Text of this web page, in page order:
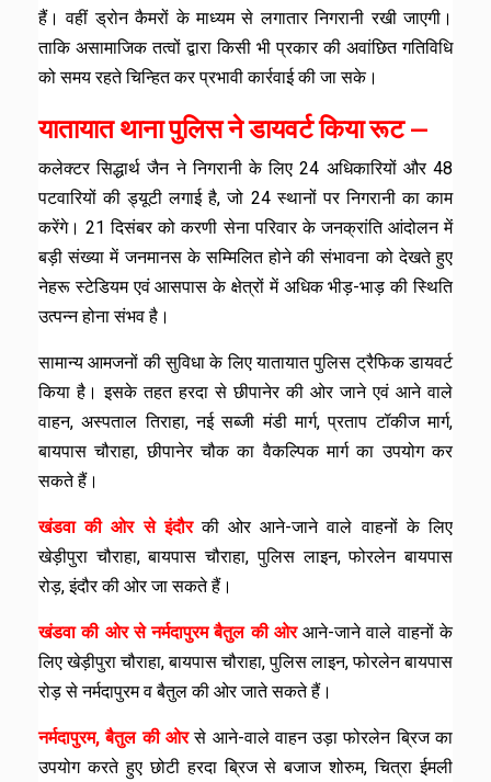
हैं। वहीं ड्रोन कैमरों के माध्यम से लगातार निगरानी रखी जाएगी।
ताकि असामाजिक तत्वों द्वारा किसी भी प्रकार की अवांछित गतिविधि
को समय रहते चिन्हित कर प्रभावी कार्रवाई की जा सके।
यातायात थाना पुलिस ने डायवर्ट किया रूट —
कलेक्टर सिद्धार्थ जैन ने निगरानी के लिए 24 अधिकारियों और 48
पटवारियों की ड्यूटी लगाई है, जो 24 स्थानों पर निगरानी का काम
करेंगे। 21 दिसंबर को करणी सेना परिवार के जनक्रांति आंदोलन में
बड़ी संख्या में जनमानस के सम्मिलित होने की संभावना को देखते हुए
नेहरू स्टेडियम एवं आसपास के क्षेत्रों में अधिक भीड़-भाड़ की स्थिति
उत्पन्न होना संभव है।
सामान्य आमजनों की सुविधा के लिए यातायात पुलिस ट्रैफिक डायवर्ट
किया है। इसके तहत हरदा से छीपानेर की ओर जाने एवं आने वाले
वाहन, अस्पताल तिराहा, नई सब्जी मंडी मार्ग, प्रताप टॉकीज मार्ग,
बायपास चौराहा, छीपानेर चौक का वैकल्पिक मार्ग का उपयोग कर
सकते हैं।
खंडवा की ओर से इंदौरकी ओर आने-जाने वाले वाहनों के लिए
खेड़ीपुरा चौराहा, बायपास चौराहा, पुलिस लाइन, फोरलेन बायपास
रोड़, इंदौर की ओर जा सकते हैं।
खंडवा की ओर से नर्मदापुरम बैतुल की ओरआने-जाने वाले वाहनों के
लिए खेड़ीपुरा चौराहा, बायपास चौराहा, पुलिस लाइन, फोरलेन बायपास
रोड़ से नर्मदापुरम व बैतुल की ओर जाते सकते हैं।
नर्मदापुरम, बैतुल की ओरसे आने-वाले वाहन उड़ा फोरलेन ब्रिज का
उपयोग करते हुए छोटी हरदा ब्रिज से बजाज शोरुम, चित्रा ईमली